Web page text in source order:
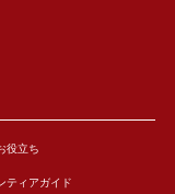
役立ち
ティアガイド